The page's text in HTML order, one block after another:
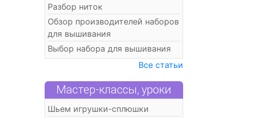
Разбор ниток
Обзор производителей наборов
для вышивания
Выбор набора для вышивания
Все статьи
Мастер-классы, уроки
Шьем игрушки-сплюшки